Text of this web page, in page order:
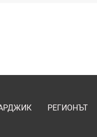
РЕГИОНЪТ